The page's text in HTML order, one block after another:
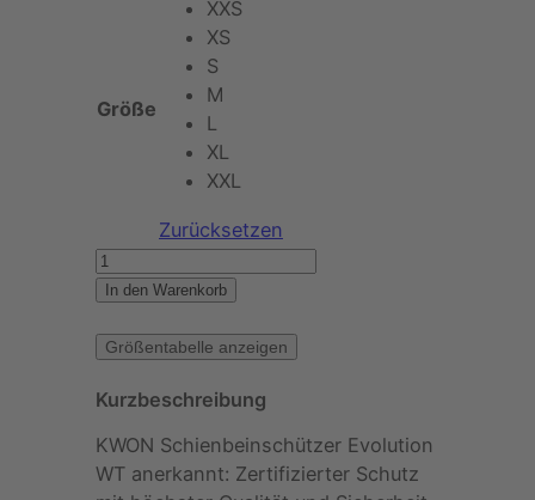
Größe
XXS
XS
S
M
L
XL
XXL
Zurücksetzen
K
W
N
S
h
In den Warenkorb
Größentabelle anzeigen
Kurzbeschreibung
KWON Schienbeinschützer Evolution
WT anerkannt: Zertifizierter Schutz